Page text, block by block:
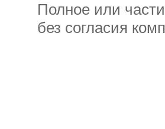
Полное или
без согласия